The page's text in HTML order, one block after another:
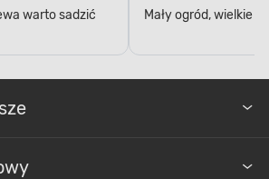
warto sadzić
Mały ogród, wielkie